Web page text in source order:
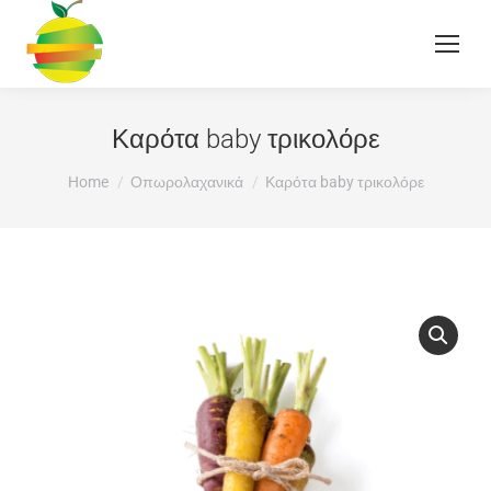
Καρότα baby τρικολόρε
You are here:
Home Οπωρολαχανικά Καρότα baby τρικολόρε